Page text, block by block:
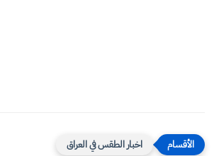
اخبار الطقس في العراق